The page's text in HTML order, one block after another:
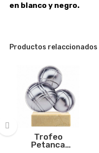
en blanco y negro.
Productos relaccionados
Trofeo
Petanca